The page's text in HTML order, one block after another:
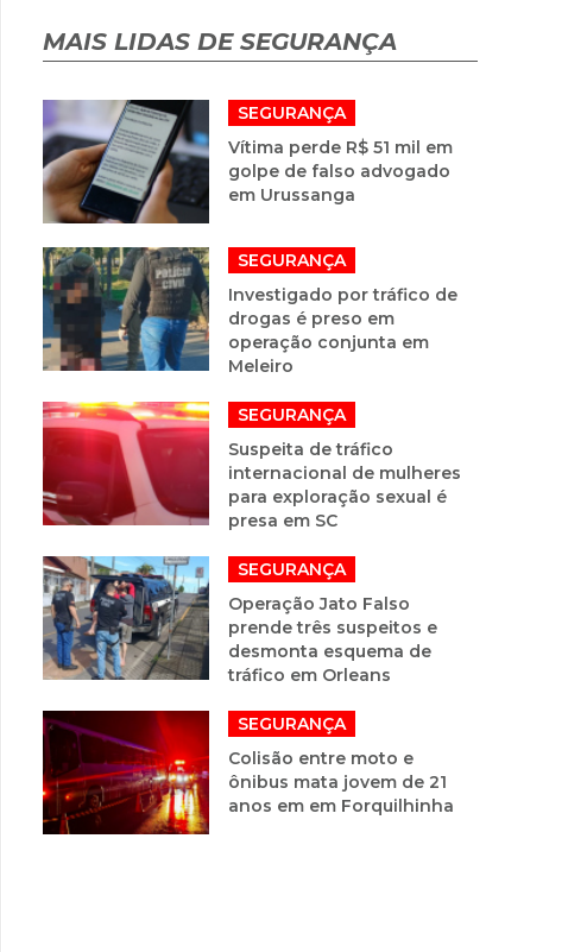
MAIS LIDAS DE SEGURANÇA
SEGURANÇA
Vítima perde R$ 51 mil em
golpe de falso advogado
em Urussanga
SEGURANÇA
Investigado por tráfico de
drogas é preso em
operação conjunta em
Meleiro
SEGURANÇA
Suspeita de tráfico
internacional de mulheres
para exploração sexual é
presa em SC
SEGURANÇA
Operação Jato Falso
prende três suspeitos e
desmonta esquema de
tráfico em Orleans
SEGURANÇA
Colisão entre moto e
ônibus mata jovem de 21
anos em em Forquilhinha